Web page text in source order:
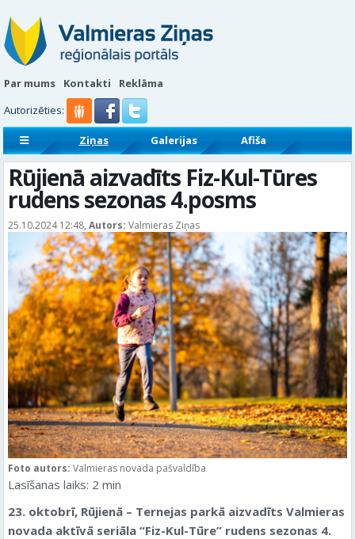
Par mums Kontakti
Reklāma
Autorizēties:
Ziņas Galerijas
Afiša
Sludinājumi
Reklāmraksti
Rūjienā aizvadīts Fiz-Kul-Tūres
rudens sezonas 4.posms
25.10.2024 12:48, Autors: Valmieras Ziņas
Foto autors: Valmieras novada pašvaldība
Lasīšanas laiks: 2 min
23. oktobrī, Rūjienā – Ternejas parkā aizvadīts Valmieras
novada aktīvā seriāla “Fiz-Kul-Tūre” rudens sezonas 4.